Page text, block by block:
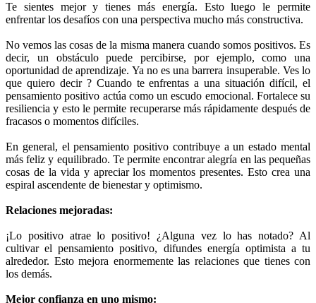
Te sientes mejor y tienes más energía. Esto luego le permite
enfrentar los desafíos con una perspectiva mucho más constructiva.
No vemos las cosas de la misma manera cuando somos positivos. Es
decir, un obstáculo puede percibirse, por ejemplo, como una
oportunidad de aprendizaje. Ya no es una barrera insuperable. Ves lo
que quiero decir ? Cuando te enfrentas a una situación difícil, el
pensamiento positivo actúa como un escudo emocional. Fortalece su
resiliencia y esto le permite recuperarse más rápidamente después de
fracasos o momentos difíciles.
En general, el pensamiento positivo contribuye a un estado mental
más feliz y equilibrado. Te permite encontrar alegría en las pequeñas
cosas de la vida y apreciar los momentos presentes. Esto crea una
espiral ascendente de bienestar y optimismo.
Relaciones mejoradas:
¡Lo positivo atrae lo positivo! ¿Alguna vez lo has notado? Al
cultivar el pensamiento positivo, difundes energía optimista a tu
alrededor. Esto mejora enormemente las relaciones que tienes con
los demás.
Mejor confianza en uno mismo: